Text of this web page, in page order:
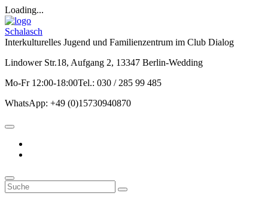
Loading...
Schalasch
Interkulturelles Jugend und Familienzentrum im Club Dialog
Lindower Str.18, Aufgang 2, 13347 Berlin-Wedding
Mo-Fr 12:00-18:00Tel.: 030 / 285 99 485
WhatsApp: +49 (0)15730940870